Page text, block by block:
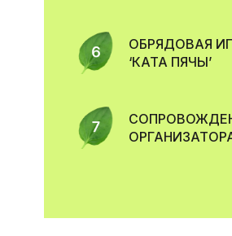
ОБРЯДОВАЯ
‘КАТА ПЯЧЫ’